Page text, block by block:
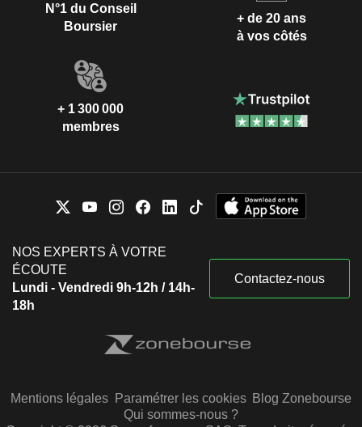
N°1 du Conseil
Boursier
+ de 20 ans
à vos côtés
+ 1 300 000
membres
NOS EXPERTS À VOTRE
ÉCOUTE
Lundi - Vendredi 9h-12h / 14h-
18h
Contactez-nous
Mentions légales Paramétrer les cookies Blog Zonebourse
Qui sommes-nous ?